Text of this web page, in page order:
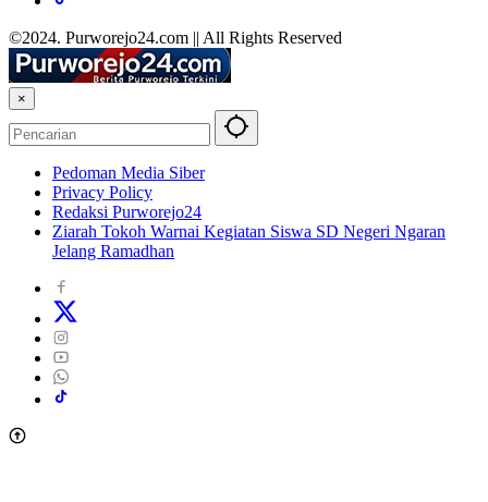
©2024. Purworejo24.com || All Rights Reserved
×
Pedoman Media Siber
Privacy Policy
Redaksi Purworejo24
Ziarah Tokoh Warnai Kegiatan Siswa SD Negeri Ngaran
Jelang Ramadhan